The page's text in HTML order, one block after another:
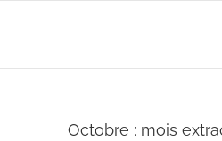
contenu
Octobre : mois